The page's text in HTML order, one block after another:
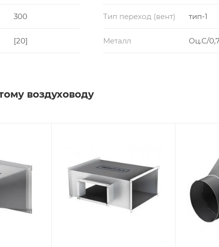
300 Тип переход (вент) тип-1
[20] Металл Оц.С/
воздуховоду